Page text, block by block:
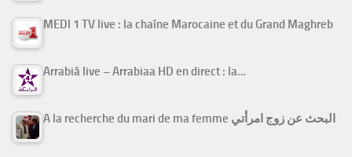
MEDI 1 TV live : la chaîne Marocaine et du Grand Maghreb
Arrabiâ live – Arrabiaa HD en direct : la…
A la recherche du mari de ma femme البحث عن زوج امرأتي